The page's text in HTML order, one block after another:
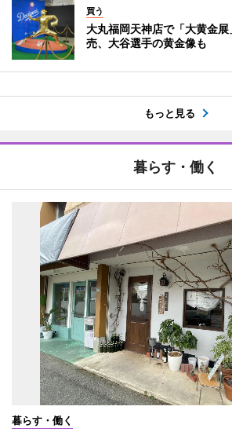
買う
大丸福岡天神店で「大黄金
売、大谷選手の黄金像も
もっと見る
暮らす・働く
暮らす・働く